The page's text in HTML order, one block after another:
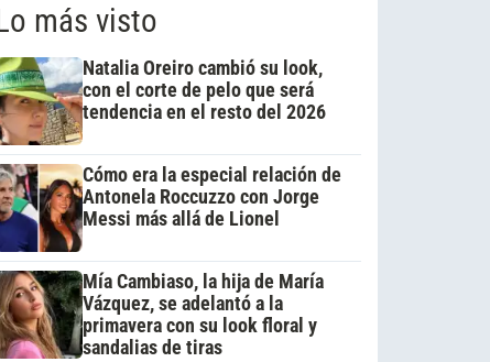
más visto
Natalia Oreiro cambió su look,
con el corte de pelo que será
tendencia en el resto del 2026
Cómo era la especial relación de
Antonela Roccuzzo con Jorge
Messi más allá de Lionel
Mía Cambiaso, la hija de María
Vázquez, se adelantó a la
primavera con su look floral y
sandalias de tiras